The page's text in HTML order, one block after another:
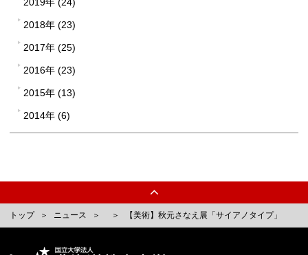
2018年 (23)
2017年 (25)
2016年 (23)
2015年 (13)
2014年 (6)
トップ ニュース 【美術】秋元さなえ展「サイアノタイプ」